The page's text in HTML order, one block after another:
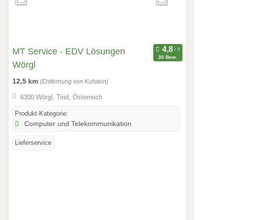
MT Service - EDV Lösungen
Wörgl
30 Bew.
12,5 km (Entfernung von Kufstein)
6300 Wörgl, Tirol, Österreich
Produkt-Kategorie:
Computer und Telekommunikation
Lieferservice